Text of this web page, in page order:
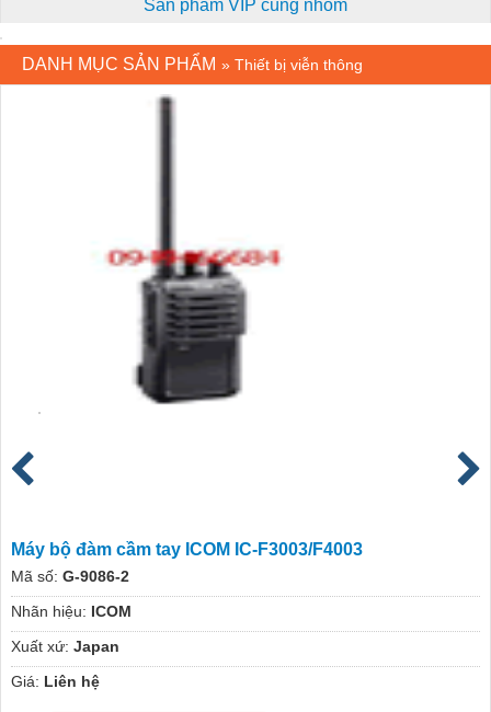
Sản phẩm VIP cùng nhóm
DANH MỤC SẢN PHẨM » Thiết bị viễn thông
Máy bộ đàm cầm tay ICOM IC-F3003/F4003
Mã số: G-9086-2
Nhãn hiệu: ICOM
Xuất xứ: Japan
Giá: Liên hệ